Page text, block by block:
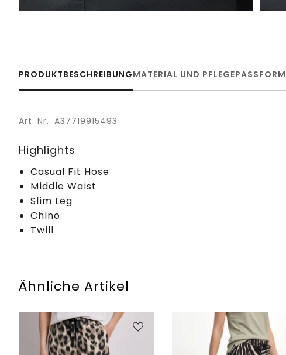
PRODUKTBESCHREIBUNGMATERIAL UND PFLEGEPASSFORM
Art. Nr.: A37719915493
Highlights
Casual Fit Hose
Middle Waist
Slim Leg
Chino
Twill
Ähnliche Artikel